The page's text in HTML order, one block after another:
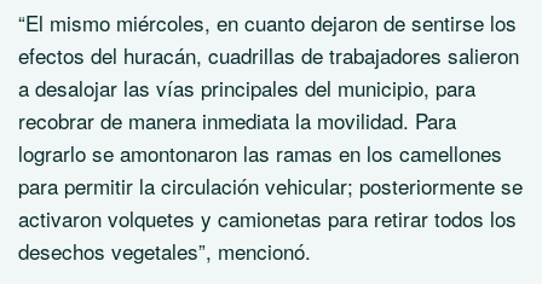
“El mismo miércoles, en cuanto dejaron de sentirse los
efectos del huracán, cuadrillas de trabajadores salieron
a desalojar las vías principales del municipio, para
recobrar de manera inmediata la movilidad. Para
lograrlo se amontonaron las ramas en los camellones
para permitir la circulación vehicular; posteriormente se
activaron volquetes y camionetas para retirar todos los
desechos vegetales”, mencionó.